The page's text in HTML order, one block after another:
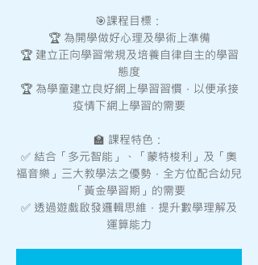
🎯課程目標：
🏆 為開學做好心理及學術上準備
🏆 建立正向學習常規及培養自律自主的學習
態度
🏆 為學童建立良好網上學習習慣，以便承接
疫情下網上學習的需要
🏫 課程特色：
✅ 結合「多元智能」、「蒙特梭利」及「奧
福音樂」三大教學法之優勢，全方位配合幼兒
「黃金學習期」的需要
✅ 透過遊戲啟發邏輯思維，提升數學理解及
運算能力